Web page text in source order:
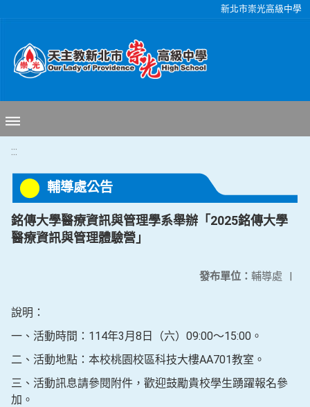
新北市崇光高級中學
:::
輔導處公告
銘傳大學醫療資訊與管理學系舉辦「2025銘傳大學
醫療資訊與管理體驗營」
發布單位： 輔導處 |
說明：
一、活動時間：114年3月8日（六）09:00～15:00。
二、活動地點：本校桃園校區科技大樓AA701教室。
三、活動訊息請參閱附件，歡迎鼓勵貴校學生踴躍報名參
加。